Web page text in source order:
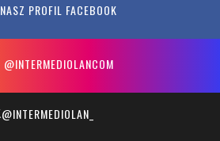
NASZ PROFIL FACEBOOK
@INTERMEDIOLANCOM
@INTERMEDIOLAN_